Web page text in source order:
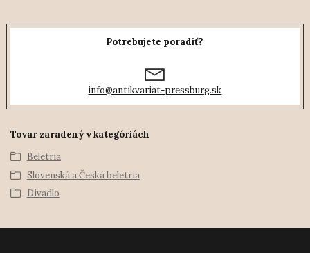
Potrebujete poradiť?
info@antikvariat-pressburg.sk
Tovar zaradený v kategóriách
Beletria
Slovenská a Česká beletria
Divadlo